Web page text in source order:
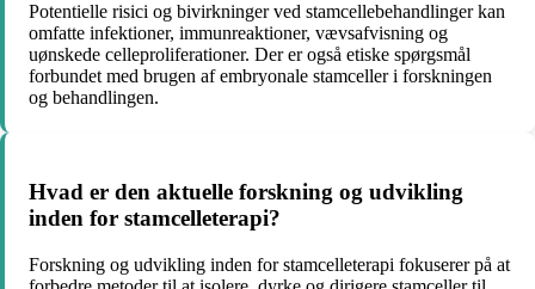
Potentielle risici og bivirkninger ved stamcellebehandlinger kan
omfatte infektioner, immunreaktioner, vævsafvisning og
uønskede celleproliferationer. Der er også etiske spørgsmål
forbundet med brugen af embryonale stamceller i forskningen
og behandlingen.
Hvad er den aktuelle forskning og udvikling
inden for stamcelleterapi?
Forskning og udvikling inden for stamcelleterapi fokuserer på at